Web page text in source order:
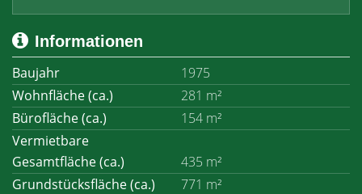
Informationen
Baujahr
1975
Wohnfläche (ca.)
281 m²
Bürofläche (ca.)
154 m²
Vermietbare
Gesamtfläche (ca.)
435 m²
Grundstücksfläche (ca.)
771 m²